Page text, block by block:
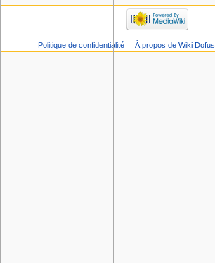
Politique de confidentialité À propos de Wiki Dofus